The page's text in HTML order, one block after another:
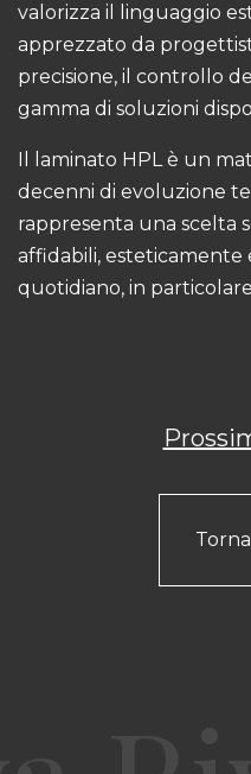
valorizza il linguaggio
apprezzato da
precisione, il controllo
gamma di soluzioni
Il laminato HPL è un
decenni di evoluzione
rappresenta una scelta
affidabili, esteticamente
quotidiano, in